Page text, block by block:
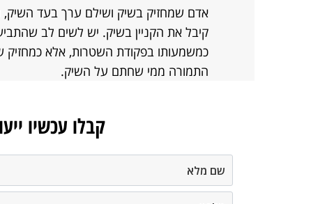
אדם שמחזיק בשיק ושילם ערך בעד
קיבל את הקניין בשיק. יש לשים לב
כמשמעותו בפקודת השטרות, אלא כמחזיק
התמורה ממי שחתם על השיק.
קבלו עכשיו